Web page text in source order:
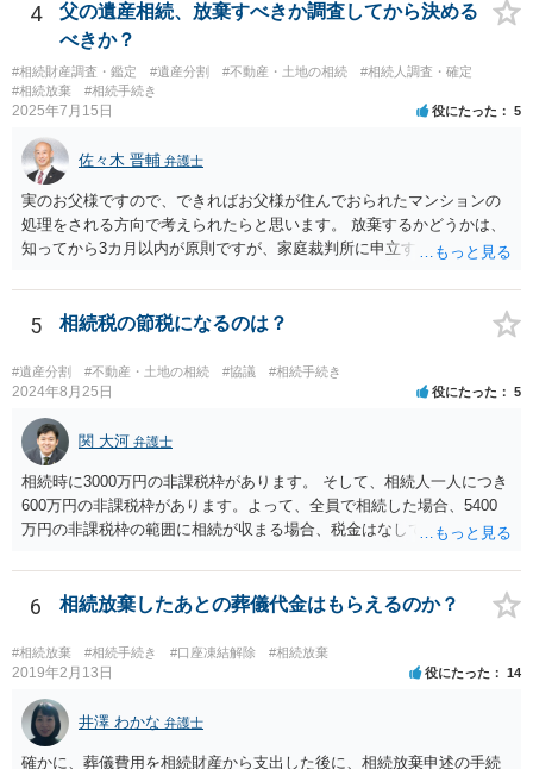
4
父の遺産相続、放棄すべきか調査してから決める
べきか？
#相続財産調査・鑑定 #遺産分割 #不動産・土地の相続
#相続人調査・確定
#相続放棄
#相続手続き
2025年7月15日 役にたった 5
佐々木 晋輔 弁護士
実のお父様ですので、できればお父様が住んでおられたマンションの
処理をされる方向で考えられたらと思います。 放棄するかどうかは、
知ってから3カ月以内が原則ですが、家庭裁判所に申立すれば3カ月の
放棄するかどうか決めることができます。 銀行やサラ金が数年も放置
することはありませんので、数年後に借金が発見される可能性はほぼ
伸長して調査したところ、サラ金に対する過払金など相当な財産が見
つかったため相続したという事例がありました。
5 相続税の節税になるのは？
#遺産分割 #不動産・土地の相続 #協議 #相続手続き
2024年8月25日 役にたった 5
関 大河 弁護士
相続時に3000万円の非課税枠があります。 そして、相続人一人につき
600万円の非課税枠があります。よって、全員で相続した場合、5400
万円の非課税枠の範囲に相続が収まる場合、税金はなしです。 一人が
範囲となります。 一般的には、全員で相続する方が税金はお得です。
また、全員で相続しても、話し合いの結果、親がすべて相続と決める
0万円分使えます。 父が亡くなり、母が全部相続すると、母から三人
で相続する際は、4800万円が非課税枠となります。 そうすると、母が
亡くなってから相続すると、両親のどちらかが亡くなってから相続す
るより非課税の枠が減少します。 計画的に相続をするのがおすすめと
いうことになります。これ以外にも気をつける点はあるかもしれませ
6 相続放棄したあとの葬儀代金はもらえるのか？
#相続放棄 #相続手続き #口座凍結解除 #相続放棄
2019年2月13日 役にたった 14
井澤 わかな 弁護士
確かに、葬儀費用を相続財産から支出した後に、相続放棄申述の手続